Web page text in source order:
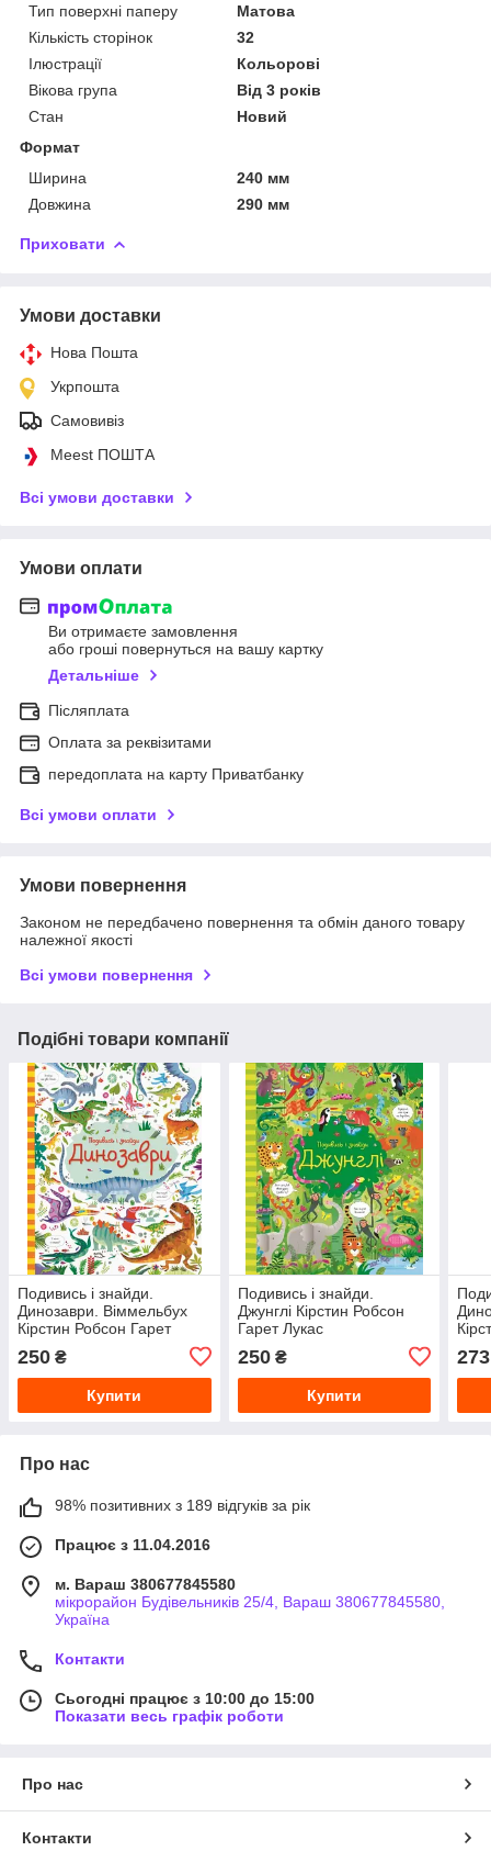
Тип поверхні паперу
Матова
Кількість сторінок
32
Ілюстрації
Кольорові
Вікова група
Від 3 років
Стан
Новий
Формат
Ширина
240 мм
Довжина
290 мм
Приховати
Умови доставки
Нова Пошта
Укрпошта
Самовивіз
Meest ПОШТА
Всі умови доставки
Умови оплати
Ви отримаєте замовлення
або гроші повернуться на вашу картку
Детальніше
Післяплата
Оплата за реквізитами
передоплата на карту Приватбанку
Всі умови оплати
Умови повернення
Законом не передбачено повернення та обмін даного товару
належної якості
Всі умови повернення
Подібні товари компанії
Подивись і знайди.
Динозаври. Віммельбух
Кірстин Робсон Гарет
250 ₴
Купити
Подивись i знайди.
Джунглі Кірстин Робсон
Гарет Лукас
250₴
Купити
273
Про нас
98% позитивних з 189 відгуків за рік
Працює з 11.04.2016
м. Вараш 380677845580
мікрорайон Будівельників 25/4, Вараш 380677845580,
Україна
Контакти
Сьогодні працює з 10:00 до 15:00
Показати весь графік роботи
Про нас
Контакти